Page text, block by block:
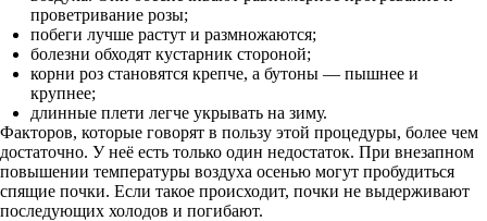
проветривание розы;
побеги лучше растут и размножаются;
болезни обходят кустарник стороной;
корни роз становятся крепче, а бутоны — пышнее и
крупнее;
длинные плети легче укрывать на зиму.
Факторов, которые говорят в пользу этой процедуры, более чем
достаточно. У неё есть только один недостаток. При внезапном
повышении температуры воздуха осенью могут пробудиться
спящие почки. Если такое происходит, почки не выдерживают
последующих холодов и погибают.